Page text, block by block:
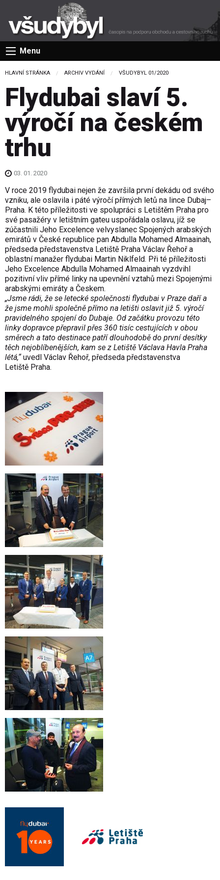
Menu
HLAVNÍ STRÁNKA ARCHIV VYDÁNÍ VŠUDYBYL 01/2020
Flydubai slaví 5.
výročí na českém
trhu
03. 01. 2020
V roce 2019 flydubai nejen že završila první dekádu od svého
vzniku, ale oslavila i páté výročí přímých letů na lince Dubaj–
Praha. K této příležitosti ve spolupráci s Letištěm Praha pro
své pasažéry v letištním gateu uspořádala oslavu, jíž se
zúčastnili Jeho Excelence velvyslanec Spojených arabských
emirátů v České republice pan Abdulla Mohamed Almaainah,
předseda představenstva Letiště Praha Václav Řehoř a
oblastní manažer flydubai Martin Niklfeld. Při té příležitosti
Jeho Excelence Abdulla Mohamed Almaainah vyzdvihl
pozitivní vliv přímé linky na upevnění vztahů mezi Spojenými
arabskými emiráty a Českem.
„Jsme rádi, že se letecké společnosti flydubai v Praze daří a
že jsme mohli společně přímo na letišti oslavit již 5. výročí
pravidelného spojení do Dubaje. Od začátku provozu této
linky dopravce přepravil přes 360 tisíc cestujících v obou
směrech a tato destinace patří dlouhodobě do první desítky
těch nejoblíbenějších, kam se z Letiště Václava Havla Praha
létá,“ uvedl Václav Řehoř, předseda představenstva
Letiště Praha.